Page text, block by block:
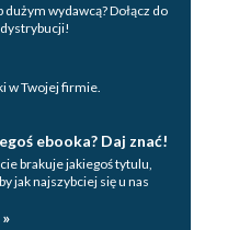
dużym wydawcą? Dołącz do
w Twojej firmie.
ebooka? Daj znać!
brakuje jakiegoś tytulu,
jak najszybciej się u nas